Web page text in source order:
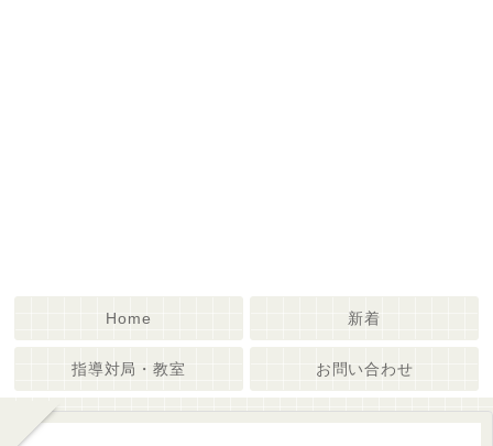
Home 新着
指導対局・教室 お問い合わせ